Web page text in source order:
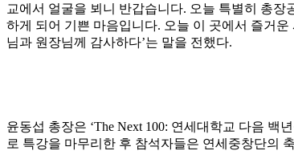
교에서 얼굴을 뵈니 반갑습니다. 오늘 특별히 총
하게 되어 기쁜 마음입니다. 오늘 이 곳에서 즐거
님과 원장님께 감사하다’는 말을 전했다.
윤동섭 총장은 ‘The Next 100: 연세대학교 다음
로 특강을 마무리한 후 참석자들은 연세중창단의